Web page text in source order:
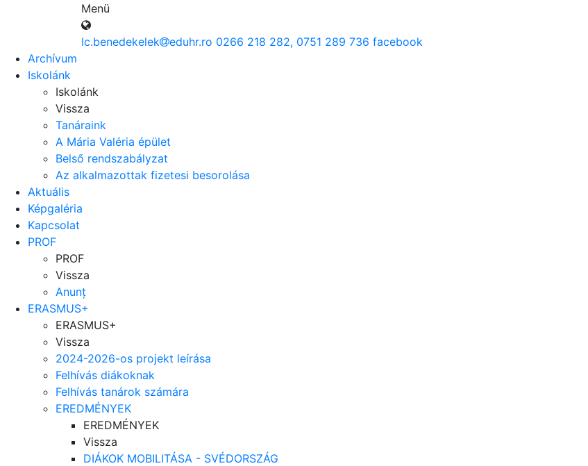
Menü
lc.benedekelek eduhr.ro 0266 218 282, 0751 289 736 facebook
Archívum
Iskolánk
Iskolánk
Vissza
Tanáraink
A Mária Valéria épület
Belső rendszabályzat
Az alkalmazottak fizetesi besorolása
Aktuális
Képgaléria
Kapcsolat
PROF
PROF
Vissza
Anunț
ERASMUS+
ERASMUS+
Vissza
2024-2026-os projekt leírása
Felhívás diákoknak
Felhívás tanárok számára
EREDMÉNYEK
EREDMÉNYEK
Vissza
DIÁKOK MOBILITÁSA - SVÉDORSZÁG